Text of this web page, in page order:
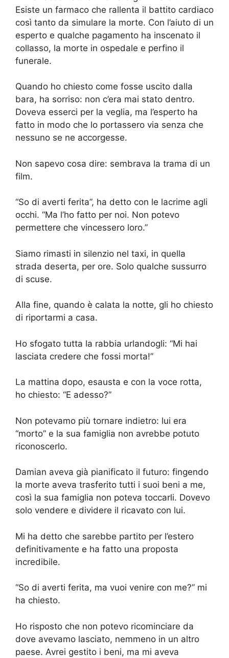
Esiste un farmaco che rallenta il battito cardiaco
così tanto da simulare la morte. Con l’aiuto di un
esperto e qualche pagamento ha inscenato il
collasso, la morte in ospedale e perfino il
funerale.
Quando ho chiesto come fosse uscito dalla
bara, ha sorriso: non c’era mai stato dentro.
Doveva esserci per la veglia, ma l’esperto ha
fatto in modo che lo portassero via senza che
nessuno se ne accorgesse.
Non sapevo cosa dire: sembrava la trama di un
film.
“So di averti ferita”, ha detto con le lacrime agli
occhi. “Ma l’ho fatto per noi. Non potevo
permettere che vincessero loro.”
Siamo rimasti in silenzio nel taxi, in quella
strada deserta, per ore. Solo qualche sussurro
di scuse.
Alla fine, quando è calata la notte, gli ho chiesto
di riportarmi a casa.
Ho sfogato tutta la rabbia urlandogli: “Mi hai
lasciata credere che fossi morta!”
La mattina dopo, esausta e con la voce rotta,
ho chiesto: “E adesso?”
Non potevamo più tornare indietro: lui era
“morto” e la sua famiglia non avrebbe potuto
riconoscerlo.
Damian aveva già pianificato il futuro: fingendo
la morte aveva trasferito tutti i suoi beni a me,
così la sua famiglia non poteva toccarli. Dovevo
solo vendere e dividere il ricavato con lui.
Mi ha detto che sarebbe partito per l’estero
definitivamente e ha fatto una proposta
incredibile.
“So di averti ferita, ma vuoi venire con me?” mi
ha chiesto.
Ho risposto che non potevo ricominciare da
dove avevamo lasciato, nemmeno in un altro
paese. Avrei gestito i beni, ma mi aveva